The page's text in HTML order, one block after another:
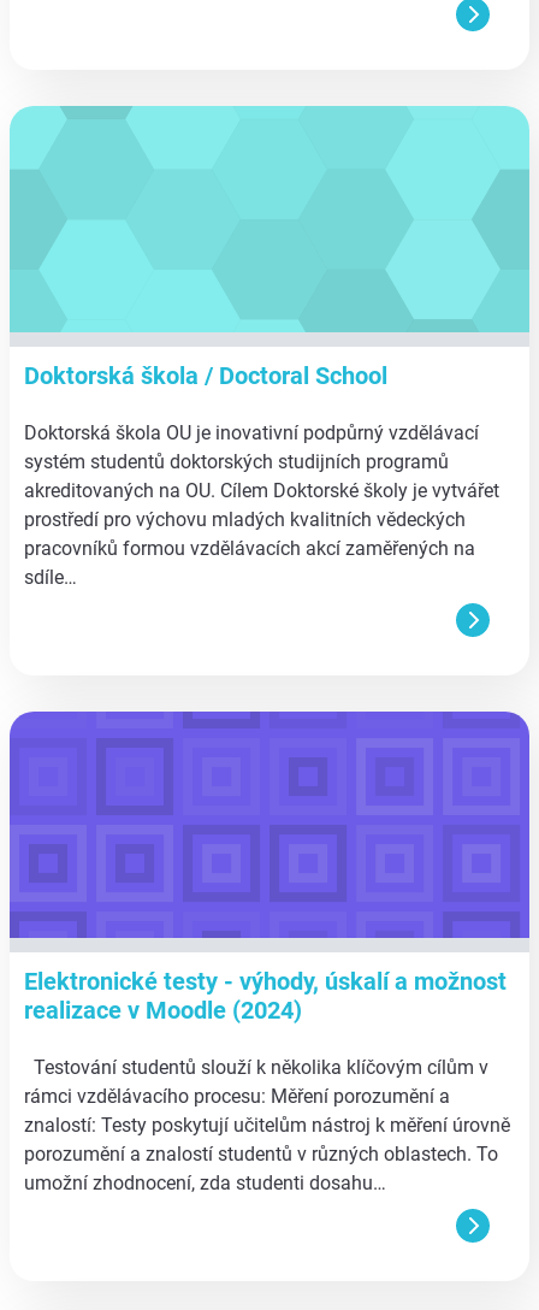
aa
Doktorská škola / Doctoral School
Doktorská škola OU je inovativní podpůrný vzdělávací
systém studentů doktorských studijních programů
akreditovaných na OU. Cílem Doktorské školy je vytvářet
prostředí pro výchovu mladých kvalitních vědeckých
pracovníků formou vzdělávacích akcí zaměřených na
sdíle…
aa
Elektronické testy - výhody, úskalí a možnost
realizace v Moodle (2024)
Testování studentů slouží k několika klíčovým cílům v
rámci vzdělávacího procesu: Měření porozumění a
znalostí: Testy poskytují učitelům nástroj k měření úrovně
porozumění a znalostí studentů v různých oblastech. To
umožní zhodnocení, zda studenti dosahu…